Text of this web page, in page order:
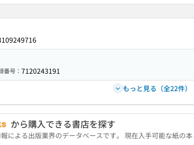
番号： 7120243191
もっと見る（全22件）
から購入できる書店を探す
による出版業界のデータベースです。 現在入手可能な紙の